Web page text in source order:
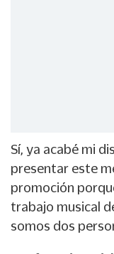
Sí, ya acabé mi
presentar este
promoción
trabajo musical
somos dos